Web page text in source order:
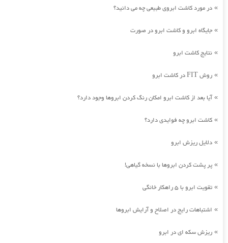
» در مورد کاشت ابروی طبیعی چه می دانید؟
» جایگاه ابرو و کاشت ابرو در صورت
» نتایج کاشت ابرو
» روش FIT در کاشت ابرو
»آیا بعد از کاشت ابرو امکان رنگ کردن ابروها وجود دارد؟
» کاشت ابرو چه فوایدی دارد؟
» دلایل ریزش ابرو
» پر پشت کردن ابروها با نسخه گیاهی!
» تقویت ابرو با 5 راهکار خانگی
» اشتباهات رایج در اصلاح و آرایش ابروها
» ریزش سکه ای در ابرو